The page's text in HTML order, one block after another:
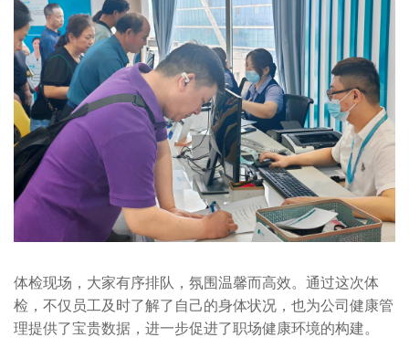
体检现场，大家有序排队，氛围温馨而高效。通过这次体
检，不仅员工及时了解了自己的身体状况，也为公司健康管
理提供了宝贵数据，进一步促进了职场健康环境的构建。